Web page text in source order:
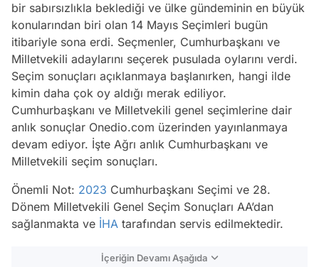
bir sabırsızlıkla beklediği ve ülke gündeminin en büyük
konularından biri olan 14 Mayıs Seçimleri bugün
itibariyle sona erdi. Seçmenler, Cumhurbaşkanı ve
Milletvekili adaylarını seçerek pusulada oylarını verdi.
Seçim sonuçları açıklanmaya başlanırken, hangi ilde
kimin daha çok oy aldığı merak ediliyor.
Cumhurbaşkanı ve Milletvekili genel seçimlerine dair
anlık sonuçlar Onedio.com üzerinden yayınlanmaya
devam ediyor. İşte Ağrı anlık Cumhurbaşkanı ve
Milletvekili seçim sonuçları.
Önemli Not: 2023 Cumhurbaşkanı Seçimi ve 28.
Dönem Milletvekili Genel Seçim Sonuçları AA’dan
sağlanmakta ve İHA tarafından servis edilmektedir.
İçeriğin Devamı Aşağıda